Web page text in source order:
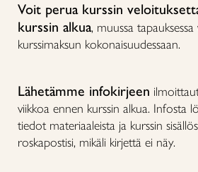
Voit perua kurssin
kurssin alkua, muussa
kurssimaksun kokonaisuudessaan.
Lähetämme infokirjeen
viikkoa ennen kurssin alkua. Infosta
tiedot materiaaleista ja kurssin
roskapostisi, mikäli kirjettä ei näy.